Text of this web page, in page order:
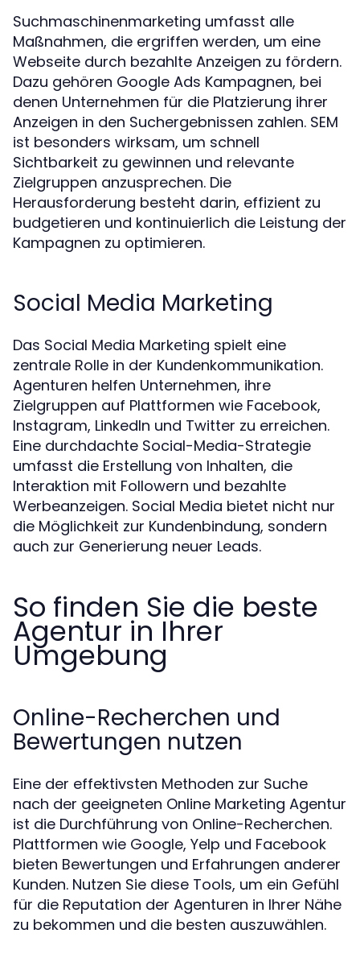
Suchmaschinenmarketing umfasst alle
Maßnahmen, die ergriffen werden, um eine
Webseite durch bezahlte Anzeigen zu fördern.
Dazu gehören Google Ads Kampagnen, bei
denen Unternehmen für die Platzierung ihrer
Anzeigen in den Suchergebnissen zahlen. SEM
ist besonders wirksam, um schnell
Sichtbarkeit zu gewinnen und relevante
Zielgruppen anzusprechen. Die
Herausforderung besteht darin, effizient zu
budgetieren und kontinuierlich die Leistung der
Kampagnen zu optimieren.
Social Media Marketing
Das Social Media Marketing spielt eine
zentrale Rolle in der Kundenkommunikation.
Agenturen helfen Unternehmen, ihre
Zielgruppen auf Plattformen wie Facebook,
Instagram, LinkedIn und Twitter zu erreichen.
Eine durchdachte Social-Media-Strategie
umfasst die Erstellung von Inhalten, die
Interaktion mit Followern und bezahlte
Werbeanzeigen. Social Media bietet nicht nur
die Möglichkeit zur Kundenbindung, sondern
auch zur Generierung neuer Leads.
So finden Sie die beste
Agentur in Ihrer
Umgebung
Online-Recherchen und
Bewertungen nutzen
Eine der effektivsten Methoden zur Suche
nach der geeigneten Online Marketing Agentur
ist die Durchführung von Online-Recherchen.
Plattformen wie Google, Yelp und Facebook
bieten Bewertungen und Erfahrungen anderer
Kunden. Nutzen Sie diese Tools, um ein Gefühl
für die Reputation der Agenturen in Ihrer Nähe
zu bekommen und die besten auszuwählen.